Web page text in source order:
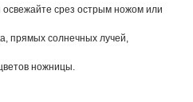
освежайте срез острым ножом или
прямых солнечных лучей,
ножницы.